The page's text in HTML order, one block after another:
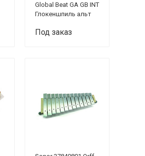
Global Beat GA GB INT
Глокеншпиль альт
Под заказ